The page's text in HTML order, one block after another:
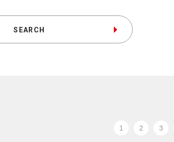
SEARCH
1 2 3